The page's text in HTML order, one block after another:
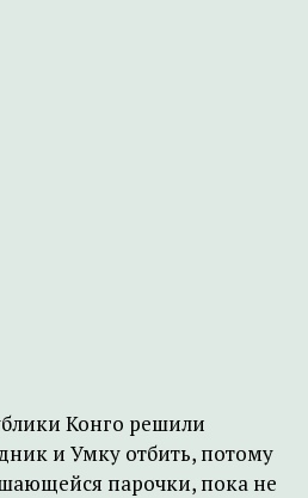
Конго решили
и Умку отбить, потому
парочки, пока не